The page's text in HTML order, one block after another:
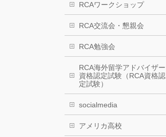
RCAワークショップ
RCA交流会・懇親会
RCA勉強会
RCA海外留学アドバイザー
資格認定試験（RCA資格認
定試験）
socialmedia
アメリカ高校